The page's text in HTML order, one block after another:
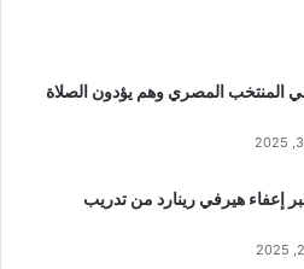
المنتخب المصري وهم يؤدون الصلاة
إعفاء هيرفي رينارد من تدريب